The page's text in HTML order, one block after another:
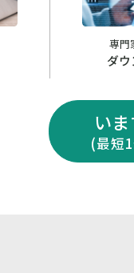
専門
ダウ
い
(最短